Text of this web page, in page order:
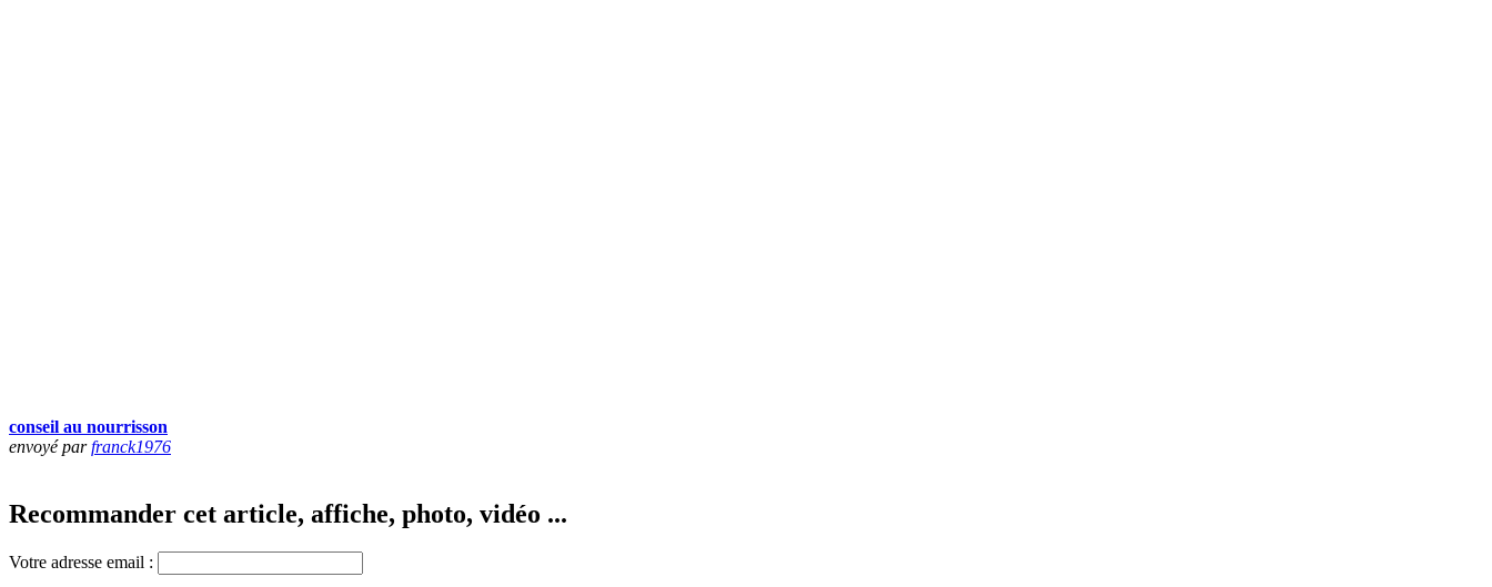
conseil au nourrisson
envoyé parfranck1976
Recommander cet article, affiche, photo, vidéo ...
Votre adresse email :